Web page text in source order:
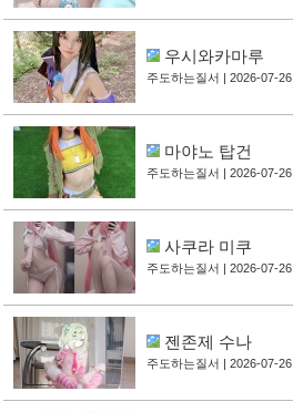
우시와카마루
주도하는질서 | 2026-07-26
마야노 탑건
주도하는질서 | 2026-07-26
사쿠라 미쿠
주도하는질서 | 2026-07-26
젠존제 수나
주도하는질서 | 2026-07-26